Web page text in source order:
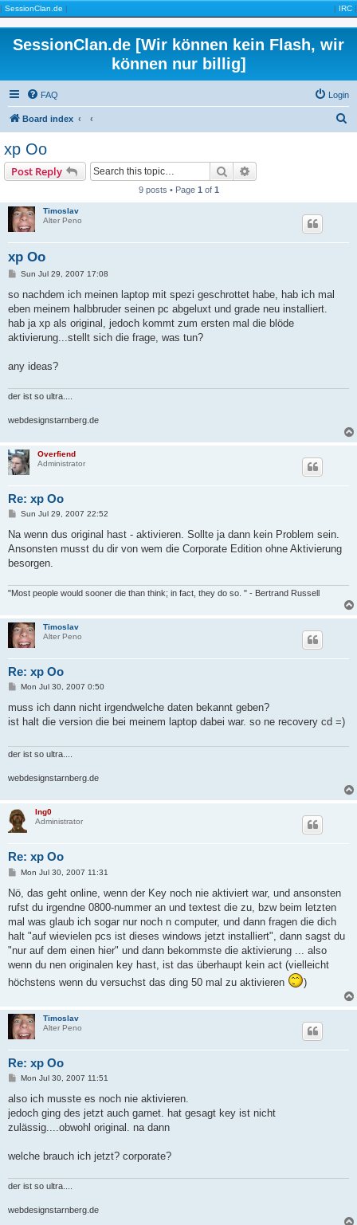
| SessionClan.de | | IRC |
SessionClan.de [Wir können kein Flash, wir
können nur billig]
FAQ Login
Board index
xp Oo
Post Reply Search
9 posts • Page 1 of 1
Timoslav
Alter Peno
xp Oo
P
s
Sun Jul 29, 2007 17:08
so nachdem ich meinen laptop mit spezi geschrottet habe, hab ich mal
eben meinem halbbruder seinen pc abgeluxt und grade neu installiert.
hab ja xp als original, jedoch kommt zum ersten mal die blöde
aktivierung...stellt sich die frage, was tun?
any ideas?
der ist so ultra....
webdesignstarnberg.de
Overfiend
Administrator
Re: xp Oo
P
s
Sun Jul 29, 2007 22:52
Na wenn dus original hast - aktivieren. Sollte ja dann kein Problem sein.
Ansonsten musst du dir von wem die Corporate Edition ohne Aktivierung
besorgen.
"Most people would sooner die than think; in fact, they do so. " - Bertrand Russell
Timoslav
Alter Peno
Re: xp Oo
P
s
Mon Jul 30, 2007 0:50
muss ich dann nicht irgendwelche daten bekannt geben?
ist halt die version die bei meinem laptop dabei war. so ne recovery cd =)
der ist so ultra....
webdesignstarnberg.de
Ing0
Administrator
Re: xp Oo
P
s
Mon Jul 30, 2007 11:31
Nö, das geht online, wenn der Key noch nie aktiviert war, und ansonsten
rufst du irgendne 0800-nummer an und textest die zu, bzw beim letzten
mal was glaub ich sogar nur noch n computer, und dann fragen die dich
halt "auf wievielen pcs ist dieses windows jetzt installiert", dann sagst du
"nur auf dem einen hier" und dann bekommste die aktivierung ... also
wenn du nen originalen key hast, ist das überhaupt kein act (vielleicht
höchstens wenn du versuchst das ding 50 mal zu aktivieren
)
Timoslav
Alter Peno
Re: xp Oo
P
s
Mon Jul 30, 2007 11:51
also ich musste es noch nie aktivieren.
jedoch ging des jetzt auch garnet. hat gesagt key ist nicht
zulässig....obwohl original. na dann
welche brauch ich jetzt? corporate?
der ist so ultra....
webdesignstarnberg.de